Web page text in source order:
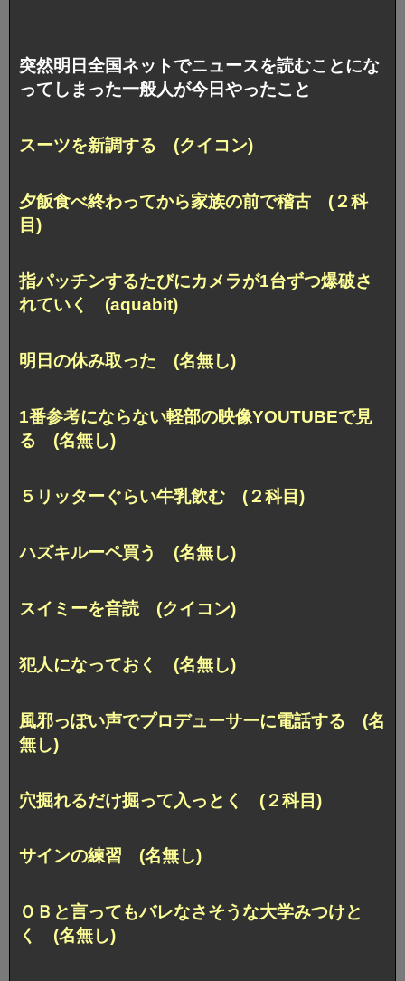
突然明日全国ネットでニュースを読むことにな
ってしまった一般人が今日やったこと
スーツを新調する (クイコン)
夕飯食べ終わってから家族の前で稽古 (２科
目)
指パッチンするたびにカメラが1台ずつ爆破さ
れていく (aquabit)
明日の休み取った (名無し)
1番参考にならない軽部の映像YOUTUBEで見
る (名無し)
５リッターぐらい牛乳飲む (２科目)
ハズキルーペ買う (名無し)
スイミーを音読 (クイコン)
犯人になっておく (名無し)
風邪っぽい声でプロデューサーに電話する (名
無し)
穴掘れるだけ掘って入っとく (２科目)
サインの練習 (名無し)
ＯＢと言ってもバレなさそうな大学みつけと
く (名無し)